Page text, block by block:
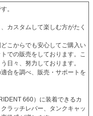
。
カスタムして楽しむ方がたく
こからでも安心してご購入い
での販売をしております。こ
日々、努力しております。
合を調べ、販売・サポートを
660）に装着できるカ
ラッチレバー、タンクキャッ